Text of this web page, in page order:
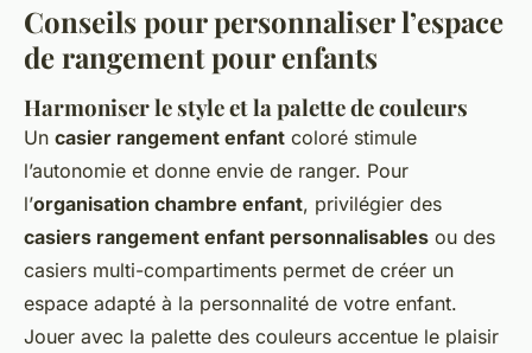
Conseils pour personnaliser l’espace
de rangement pour enfants
Harmoniser le style et la palette de couleurs
Un casier rangement enfant coloré stimule
l’autonomie et donne envie de ranger. Pour
l’organisation chambre enfant, privilégier des
casiers rangement enfant personnalisables ou des
casiers multi-compartiments permet de créer un
espace adapté à la personnalité de votre enfant.
Jouer avec la palette des couleurs accentue le plaisir